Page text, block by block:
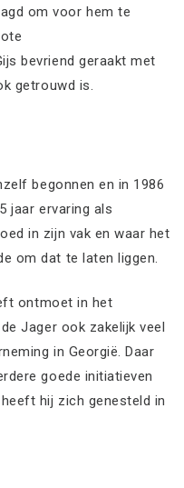
om voor hem te
bevriend geraakt met
getrouwd is.
begonnen en in 1986
jaar ervaring als
in zijn vak en waar het
om dat te laten liggen.
ontmoet in het
Jager ook zakelijk veel
in Georgië. Daar
goede initiatieven
hij zich genesteld in